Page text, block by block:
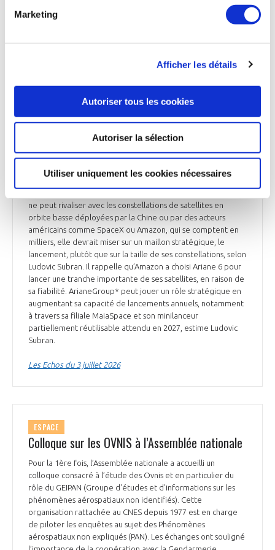
Marketing
Afficher les détails
Autoriser tous les cookies
Autoriser la sélection
Utiliser uniquement les cookies nécessaires
Aeromorning et Fortuneo du 3 juillet 2026
Opinion : comment l’Europe peut jouer un rôle
stratégique grâce à ArianeGroup dans la
course mondiale à l’orbite basse
Dans une tribune publiée par les Echos, Ludovic Subran,
Directeur des investissements du groupe Allianz, rappelle
que le marché des services LEO, estimé à 16 Md$ en 2025,
pourrait atteindre 120 Md$ en 2030, dans une économie
ne peut rivaliser avec les constellations de satellites en
orbite basse déployées par la Chine ou par des acteurs
américains comme SpaceX ou Amazon, qui se comptent en
milliers, elle devrait miser sur un maillon stratégique, le
lancement, plutôt que sur la taille de ses constellations, selon
Ludovic Subran. Il rappelle qu’Amazon a choisi Ariane 6 pour
lancer une tranche importante de ses satellites, en raison de
sa fiabilité. ArianeGroup* peut jouer un rôle stratégique en
augmentant sa capacité de lancements annuels, notamment
à travers sa filiale MaiaSpace et son minilanceur
partiellement réutilisable attendu en 2027, estime Ludovic
Subran.
Les Echos du 3 juillet 2026
ESPACE
Colloque sur les OVNIS à l’Assemblée nationale
Pour la 1ère fois, l’Assemblée nationale a accueilli un
colloque consacré à l’étude des Ovnis et en particulier du
rôle du GEIPAN (Groupe d'études et d'informations sur les
phénomènes aérospatiaux non identifiés). Cette
organisation rattachée au CNES depuis 1977 est en charge
de piloter les enquêtes au sujet des Phénomènes
aérospatiaux non expliqués (PAN). Les échanges ont souligné